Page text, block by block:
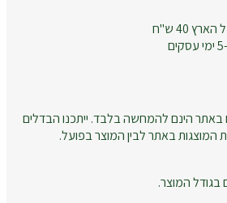
40 ש"ח
באתר הינם להמחשה בלבד. ייתכנו הבדלים
המוצגות באתר לבין המוצר בפועל.
בגודל המוצר.